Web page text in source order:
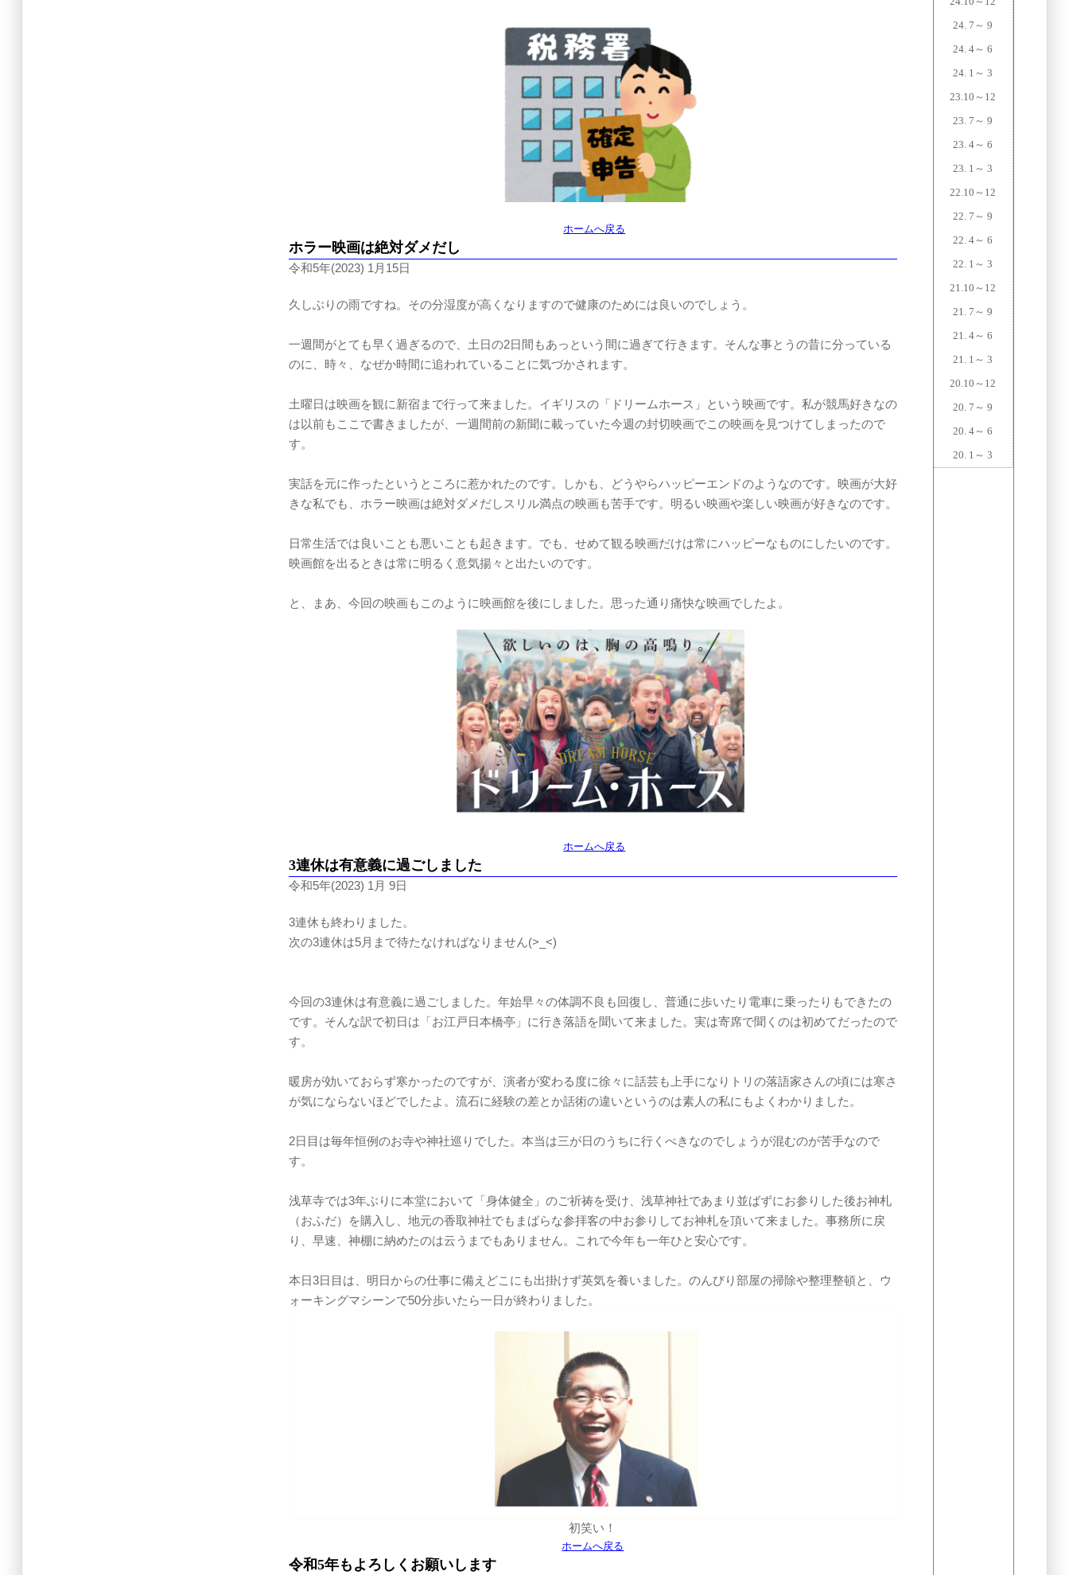
24. 7～ 9
24. 4～ 6
24. 1～ 3
23.10～12
23. 7～ 9
23. 4～ 6
23. 1～ 3
22.10～12
22. 7～ 9
22. 4～ 6
22. 1～ 3
21.10～12
21. 7～ 9
21. 4～ 6
21. 1～ 3
20.10～12
20. 7～ 9
20. 4～ 6
20. 1～ 3
ホームへ戻る
ホラー映画は絶対ダメだし
令和5年(2023) 1月15日
久しぶりの雨ですね。その分湿度が高くなりますので健康のためには良いのでしょう。
一週間がとても早く過ぎるので、土日の2日間もあっという間に過ぎて行きます。そんな事とうの昔に分っている
のに、時々、なぜか時間に追われていることに気づかされます。
土曜日は映画を観に新宿まで行って来ました。イギリスの「ドリームホース」という映画です。私が競馬好きなの
は以前もここで書きましたが、一週間前の新聞に載っていた今週の封切映画でこの映画を見つけてしまったので
す。
実話を元に作ったというところに惹かれたのです。しかも、どうやらハッピーエンドのようなのです。映画が大好
きな私でも、ホラー映画は絶対ダメだしスリル満点の映画も苦手です。明るい映画や楽しい映画が好きなのです。
日常生活では良いことも悪いことも起きます。でも、せめて観る映画だけは常にハッピーなものにしたいのです。
映画館を出るときは常に明るく意気揚々と出たいのです。
と、まあ、今回の映画もこのように映画館を後にしました。思った通り痛快な映画でしたよ。
ホームへ戻る
3連休は有意義に過ごしました
令和5年(2023) 1月 9日
3連休も終わりました。
次の3連休は5月まで待たなければなりません(>_<)
今回の3連休は有意義に過ごしました。年始早々の体調不良も回復し、普通に歩いたり電車に乗ったりもできたの
です。そんな訳で初日は「お江戸日本橋亭」に行き落語を聞いて来ました。実は寄席で聞くのは初めてだったので
す。
暖房が効いておらず寒かったのですが、演者が変わる度に徐々に話芸も上手になりトリの落語家さんの頃には寒さ
が気にならないほどでしたよ。流石に経験の差とか話術の違いというのは素人の私にもよくわかりました。
2日目は毎年恒例のお寺や神社巡りでした。本当は三が日のうちに行くべきなのでしょうが混むのが苦手なので
す。
浅草寺では3年ぶりに本堂において「身体健全」のご祈祷を受け、浅草神社であまり並ばずにお参りした後お神札
（おふだ）を購入し、地元の香取神社でもまばらな参拝客の中お参りしてお神札を頂いて来ました。事務所に戻
り、早速、神棚に納めたのは云うまでもありません。これで今年も一年ひと安心です。
本日3日目は、明日からの仕事に備えどこにも出掛けず英気を養いました。のんびり部屋の掃除や整理整頓と、ウ
ォーキングマシーンで50分歩いたら一日が終わりました。
初笑い！
ホームへ戻る
令和5年もよろしくお願いします